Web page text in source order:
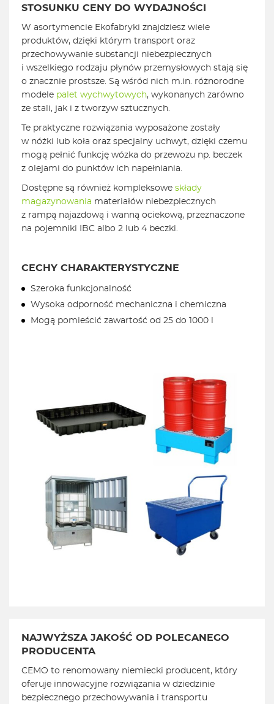
STOSUNKU CENY DO WYDAJNOŚCI
W asortymencie Ekofabryki znajdziesz wiele
produktów, dzięki którym transport oraz
przechowywanie substancji niebezpiecznych
i wszelkiego rodzaju płynów przemysłowych stają się
o znacznie prostsze. Są wśród nich m.in. różnorodne
modele palet wychwytowych, wykonanych zarówno
ze stali, jak i z tworzyw sztucznych.
Te praktyczne rozwiązania wyposażone zostały
w nóżki lub koła oraz specjalny uchwyt, dzięki czemu
mogą pełnić funkcję wózka do przewozu np. beczek
z olejami do punktów ich napełniania.
Dostępne są również kompleksowe składy
magazynowania materiałów niebezpiecznych
z rampą najazdową i wanną ociekową, przeznaczone
na pojemniki IBC albo 2 lub 4 beczki.
CECHY CHARAKTERYSTYCZNE
Szeroka funkcjonalność
Wysoka odporność mechaniczna i chemiczna
Mogą pomieścić zawartość od 25 do 1000 l
NAJWYŻSZA JAKOŚĆ OD POLECANEGO
PRODUCENTA
CEMO to renomowany niemiecki producent, który
oferuje innowacyjne rozwiązania w dziedzinie
bezpiecznego przechowywania i transportu